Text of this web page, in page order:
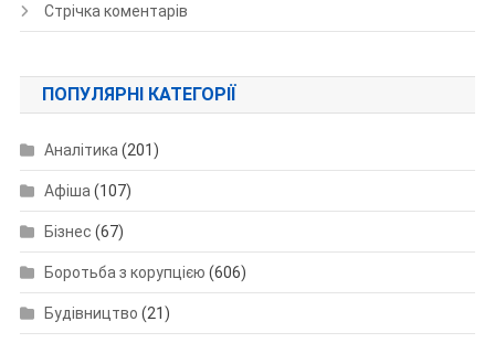
Стрічка коментарів
ПОПУЛЯРНІ КАТЕГОРІЇ
Аналітика (201)
Афіша (107)
Бізнес (67)
Боротьба з корупцією (606)
Будівництво (21)